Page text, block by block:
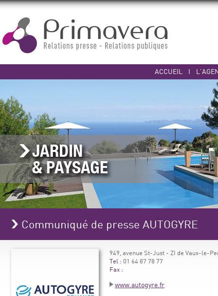
ACCUEIL I
Communiqué de presse AUTOGYRE
949, avenue St-Just - ZI de Vaux-le-
Tel : 01 64 87 78 77
Fax :
www.autogyre.fr